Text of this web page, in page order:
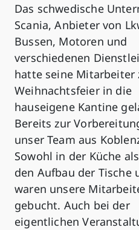
Das schwedische
Scania, Anbieter von
Bussen, Motoren und
verschiedenen
hatte seine Mitarbeiter
Weihnachtsfeier in die
hauseigene Kantine
Bereits zur
unser Team aus
Sowohl in der Küche
den Aufbau der Tische
waren unsere
gebucht. Auch bei der
eigentlichen